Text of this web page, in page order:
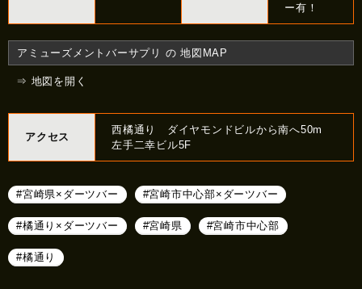
ー有！
アミューズメントバーサプリ の 地図MAP
⇒ 地図を開く
アクセス
西橘通り ダイヤモンドビルから南へ50m
左手二幸ビル5F
#宮崎県×ダーツバー #宮崎市中心部×ダーツバー
#橘通り×ダーツバー #宮崎県 #宮崎市中心部
#橘通り